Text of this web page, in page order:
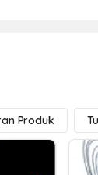
Produk